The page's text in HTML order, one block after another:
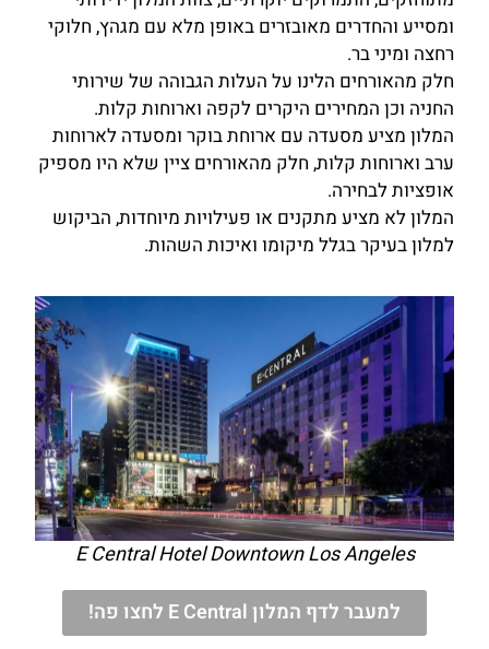
ומסייע והחדרים מאובזרים באופן מלא עם מגהץ, חלוקי
רחצה ומיני בר.
חלק מהאורחים הלינו על העלות הגבוהה של שירותי
החניה וכן המחירים היקרים לקפה וארוחות קלות.
המלון מציע מסעדה עם ארוחת בוקר ומסעדה לארוחות
ערב וארוחות קלות, חלק מהאורחים ציין שלא היו מספיק
אופציות לבחירה.
המלון לא מציע מתקנים או פעילויות מיוחדות, הביקוש
למלון בעיקר בגלל מיקומו ואיכות השהות.
E Central Hotel Downtown Los Angeles
למעבר לדף המלון E Central לחצו פה!